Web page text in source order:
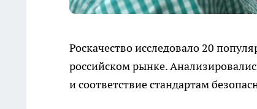
Роскачество исследовало 20
российском рынке.
и соответствие стандартам